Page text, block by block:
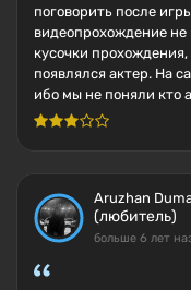
поговорить после
видеопрохождение не
кусочки
появлялся актер. На
ибо мы не поняли кто
Aruzhan
(любитель)
больше 6 лет